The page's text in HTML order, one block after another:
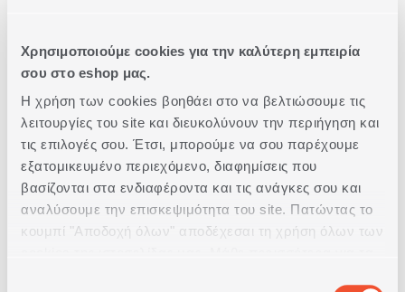
Χρησιμοποιούμε cookies για την καλύτερη εμπειρία
σου στο eshop μας.
Η χρήση των cookies βοηθάει στο να βελτιώσουμε τις
λειτουργίες του site και διευκολύνουν την περιήγηση και
τις επιλογές σου. Έτσι, μπορούμε να σου παρέχουμε
εξατομικευμένο περιεχόμενο, διαφημίσεις που
βασίζονται στα ενδιαφέροντα και τις ανάγκες σου και
αναλύσουμε την επισκεψιμότητα του site. Πατώντας το
κουμπί "Αποδοχή όλων" αποδέχεσαι τη χρήση όλων των
Μπορώ να βρω βρεφικά νεσσεσέρ και
τσαντάκια στην NEF-NEF Homeware;
Ποια αντικείμενα χωράνε στα βρεφικά
τσαντάκια;
Πώς καθαρίζονται τα βρεφικά νεσσεσέρ;